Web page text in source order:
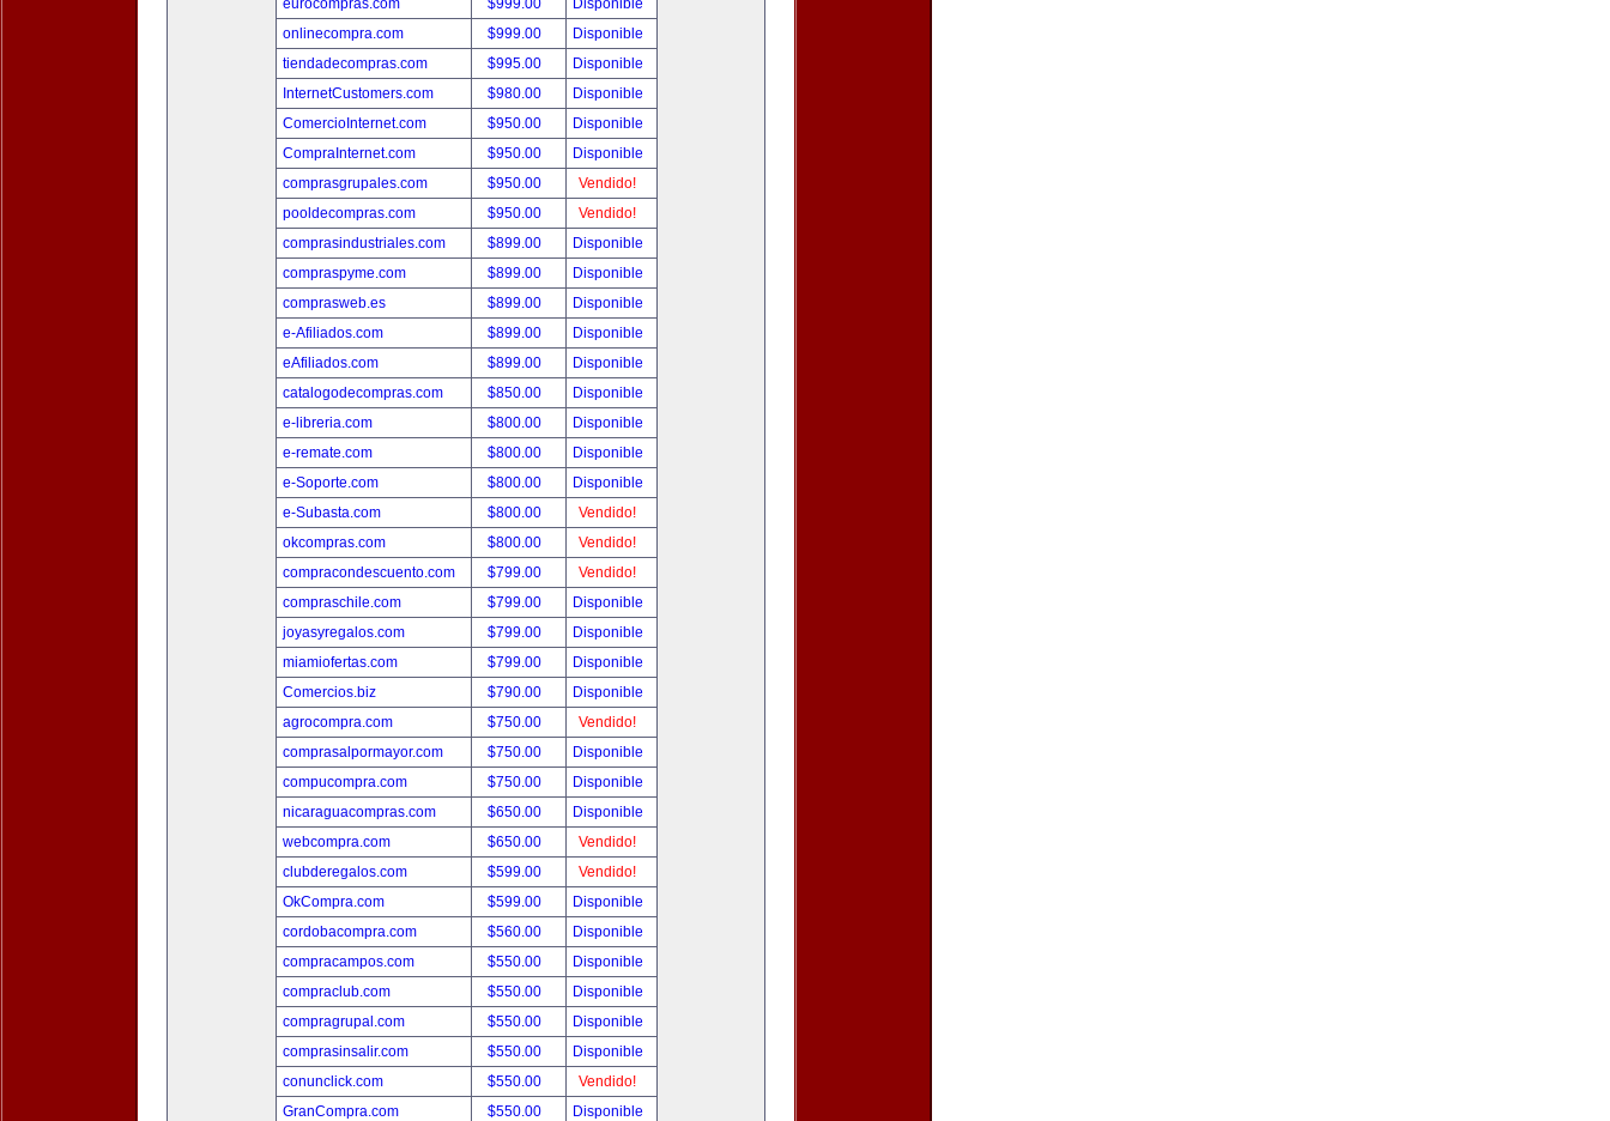
eurocompras.com
$999.00
Disponible
onlinecompra.com
$999.00
Disponible
tiendadecompras.com
$995.00
Disponible
InternetCustomers.com
$980.00
Disponible
ComercioInternet.com
$950.00
Disponible
CompraInternet.com
$950.00
Disponible
comprasgrupales.com
$950.00
Vendido!
pooldecompras.com
$950.00
Vendido!
comprasindustriales.com
$899.00
Disponible
compraspyme.com
$899.00
Disponible
comprasweb.es
$899.00
Disponible
e-Afiliados.com
$899.00
Disponible
eAfiliados.com
$899.00
Disponible
catalogodecompras.com
$850.00
Disponible
e-libreria.com
$800.00
Disponible
e-remate.com
$800.00
Disponible
e-Soporte.com
$800.00
Disponible
e-Subasta.com
$800.00
Vendido!
okcompras.com
$800.00
Vendido!
compracondescuento.com
$799.00
Vendido!
compraschile.com
$799.00
Disponible
joyasyregalos.com
$799.00
Disponible
miamiofertas.com
$799.00
Disponible
Comercios.biz
$790.00
Disponible
agrocompra.com
$750.00
Vendido!
comprasalpormayor.com
$750.00
Disponible
compucompra.com
$750.00
Disponible
nicaraguacompras.com
$650.00
Disponible
webcompra.com
$650.00
Vendido!
clubderegalos.com
$599.00
Vendido!
OkCompra.com
$599.00
Disponible
cordobacompra.com
$560.00
Disponible
compracampos.com
$550.00
Disponible
compraclub.com
$550.00
Disponible
compragrupal.com
$550.00
Disponible
comprasinsalir.com
$550.00
Disponible
conunclick.com
$550.00
Vendido!
GranCompra.com
$550.00
Disponible